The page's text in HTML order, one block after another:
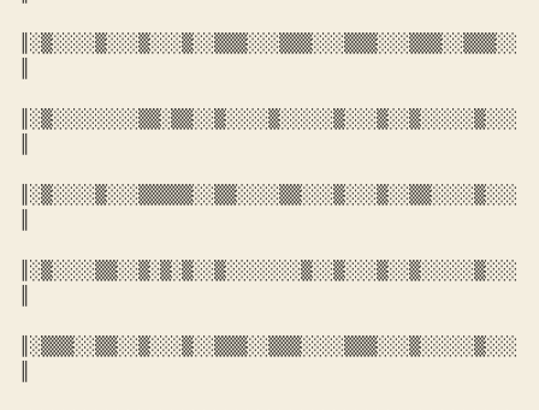
║░▒░░░░▒░░░▒░░░▒░░▒▒▒░░░▒▒▒░░░▒▒▒░░░▒▒▒░░▒▒▒░░
║░▒░░░░░░░░▒▒░▒▒░░▒░░░░▒░░░░░▒░░░▒░░▒░░░░░▒░░░
║░▒░░░░▒░░░▒▒▒▒▒░░▒▒░░░░▒▒░░░▒░░░▒░░▒▒░░░░▒░░░
║░▒░░░░▒▒░░▒░▒░▒░░▒░░░░░░░▒░░▒░░░▒░░▒░░░░░▒░░░
║░▒▒▒░░▒▒░░▒░░░▒░░▒▒▒░░▒▒▒░░░░▒▒▒░░░▒░░░░░▒░░░